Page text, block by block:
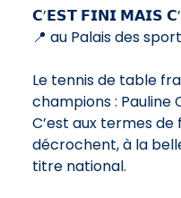
𝗖’𝗘𝗦𝗧 𝗙𝗜𝗡𝗜 𝗠𝗔𝗜𝗦
📍 au Palais des
Le tennis de table
champions : Pauline
C’est aux termes de
décrochent, à la
titre national.